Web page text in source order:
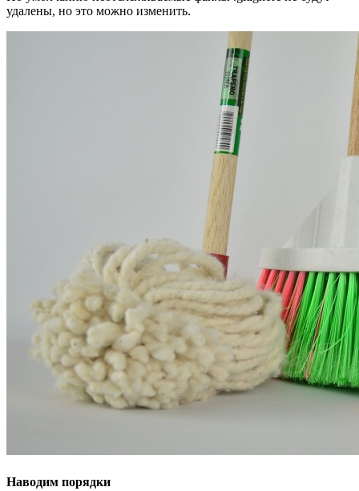
удалены, но это можно изменить.
Наводим порядки